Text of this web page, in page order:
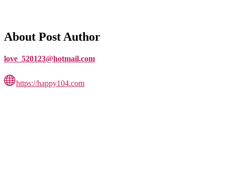
About Post Author
love_520123@hotmail.com
https://happy104.com